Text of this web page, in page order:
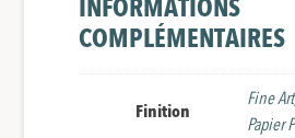
INFORMATIONS
COMPLÉMENTAIRES
Finition
Fine
Papier